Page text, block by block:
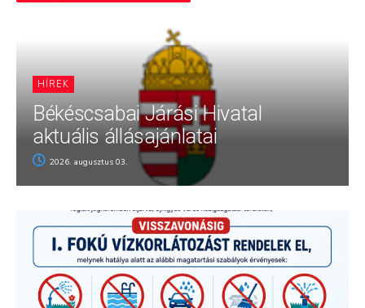
HÍREK
Békéscsabai Járási Hivatal
aktuális állásajánlatai
2026. augusztus 03.